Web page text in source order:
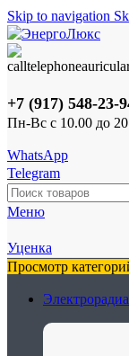
Skip to navigation
+7 (917) 548-23-
Пн-Вс с 10.00 до
WhatsApp
Telegram
Меню
Уценка
Просмотр